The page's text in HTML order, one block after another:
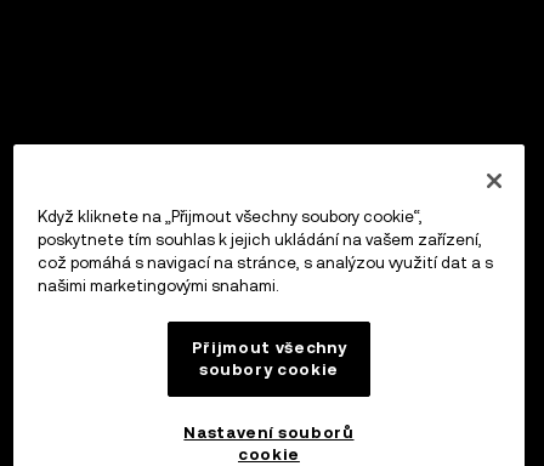
Když kliknete na „Přijmout všechny soubory cookie“,
poskytnete tím souhlas k jejich ukládání na vašem zařízení,
což pomáhá s navigací na stránce, s analýzou využití dat a s
našimi marketingovými snahami.
Přijmout všechny
soubory cookie
Nastavení souborů
cookie